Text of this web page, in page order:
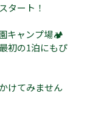
タート！
キャンプ場🏕️
初の1泊にもぴ
けてみません